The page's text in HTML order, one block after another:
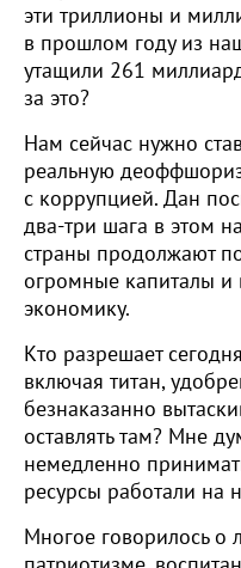
эти триллионы и
в прошлом году из
утащили 261
за это?
Нам сейчас нужно
реальную
с коррупцией. Дан
два-три шага в этом
страны продолжают
огромные капиталы и
экономику.
Кто разрешает
включая титан,
безнаказанно
оставлять там? Мне
немедленно
ресурсы работали на
Многое говорилось о